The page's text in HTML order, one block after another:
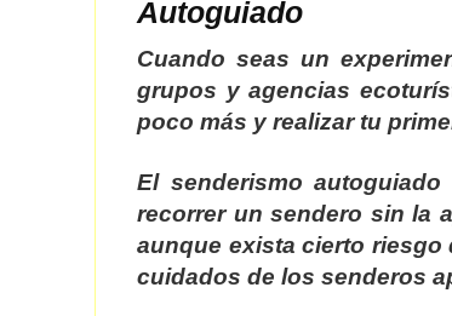
Autoguiado
Cuando seas un
grupos y agencias
poco más y realizar tu
El senderismo
recorrer un sendero sin la
aunque exista cierto riesgo
cuidados de los senderos